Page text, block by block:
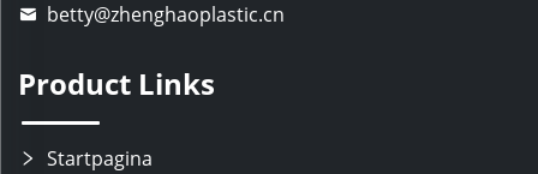
betty@zhenghaoplastic.cn
Product Links
Startpagina